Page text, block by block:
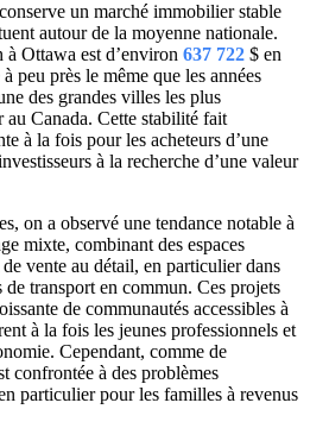
un marché immobilier stable
autour de la moyenne nationale.
Ottawa est d’environ 637 722 $ en
peu près le même que les années
des grandes villes les plus
Canada. Cette stabilité fait
à la fois pour les acheteurs d’une
à la recherche d’une valeur
on a observé une tendance notable à
mixte, combinant des espaces
vente au détail, en particulier dans
transport en commun. Ces projets
de communautés accessibles à
à la fois les jeunes professionnels et
Cependant, comme de
confrontée à des problèmes
particulier pour les familles à revenus